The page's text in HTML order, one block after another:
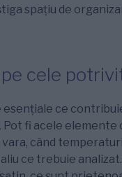
spațiu de
cele
ce
fi acele elemente
când
ce trebuie